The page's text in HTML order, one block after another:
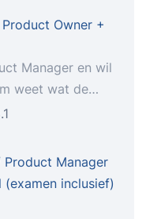
Owner +
Manager en wil
weet wat de
de Agile
en wat je
Owner of
zorgen dat
zijn? Wil je
Product Manager
(examen inclusief)